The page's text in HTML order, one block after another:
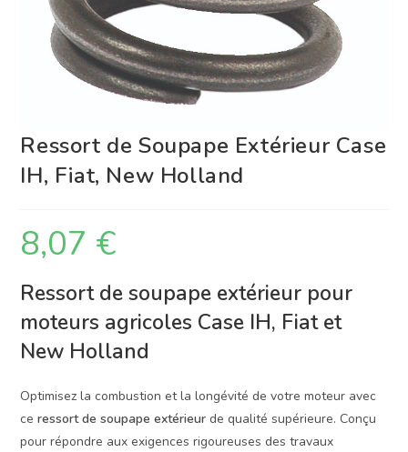
Ressort de Soupape Extérieur Case
IH, Fiat, New Holland
8,07 €
Ressort de soupape extérieur pour
moteurs agricoles Case IH, Fiat et
New Holland
Optimisez la combustion et la longévité de votre moteur avec
ceressort de soupape extérieur de qualité supérieure. Conçu
pour répondre aux exigences rigoureuses des travaux